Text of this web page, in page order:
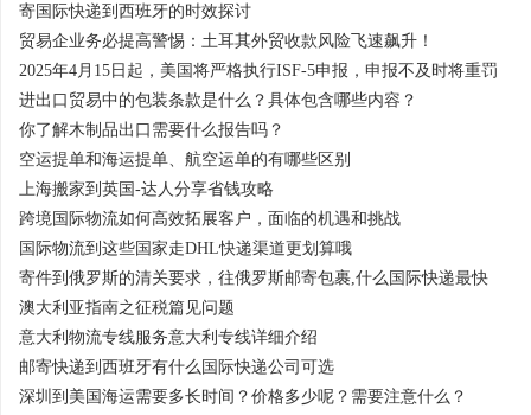
寄国际快递到西班牙的时效探讨
贸易企业务必提高警惕：土耳其外贸收款风险飞速飙升！
2025年4月15日起，美国将严格执行ISF-5申报，申报不及时将重罚
进出口贸易中的包装条款是什么？具体包含哪些内容？
你了解木制品出口需要什么报告吗？
空运提单和海运提单、航空运单的有哪些区别
上海搬家到英国-达人分享省钱攻略
跨境国际物流如何高效拓展客户，面临的机遇和挑战
国际物流到这些国家走DHL快递渠道更划算哦
寄件到俄罗斯的清关要求，往俄罗斯邮寄包裹,什么国际快递最快
澳大利亚指南之征税篇见问题
意大利物流专线服务意大利专线详细介绍
邮寄快递到西班牙有什么国际快递公司可选
深圳到美国海运需要多长时间？价格多少呢？需要注意什么？